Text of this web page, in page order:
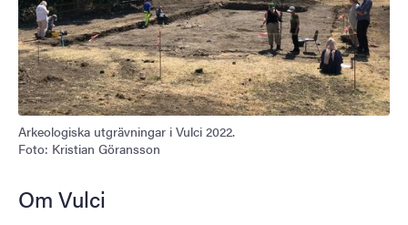
Arkeologiska utgrävningar i Vulci 2022.
Foto: Kristian Göransson
Om Vulci